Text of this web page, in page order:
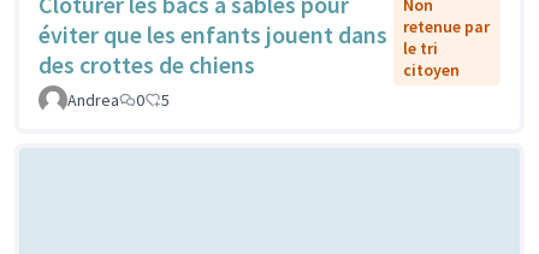
éviter que les enfants jouent dans
des crottes de chiens
Non
retenue par
le tri
citoyen
Andrea
0 5